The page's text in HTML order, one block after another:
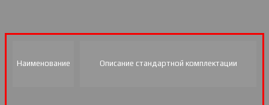
Наименование Описание стандартной комплектации